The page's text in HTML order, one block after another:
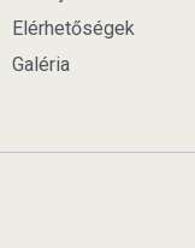
Elérhetőségek
Galéria